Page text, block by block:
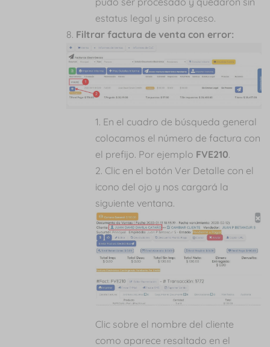
estatus legal y sin proceso.
Filtrar factura de venta con error:
En el cuadro de búsqueda general
colocamos el número de factura con
el prefijo. Por ejemplo FVE210.
Clic en el botón Ver Detalle con el
icono del ojo y nos cargará la
siguiente ventana.
Clic sobre el nombre del cliente
como aparece resaltado en el